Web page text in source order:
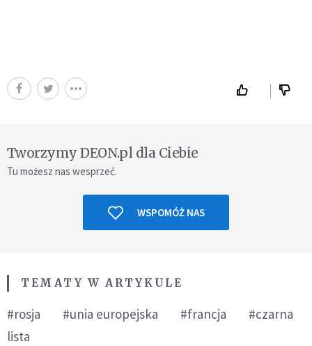
Tworzymy DEON.pl dla Ciebie
Tu możesz nas wesprzeć.
WSPOMÓŻ NAS
TEMATY W ARTYKULE
#rosja #unia europejska #francja
#czarna
lista